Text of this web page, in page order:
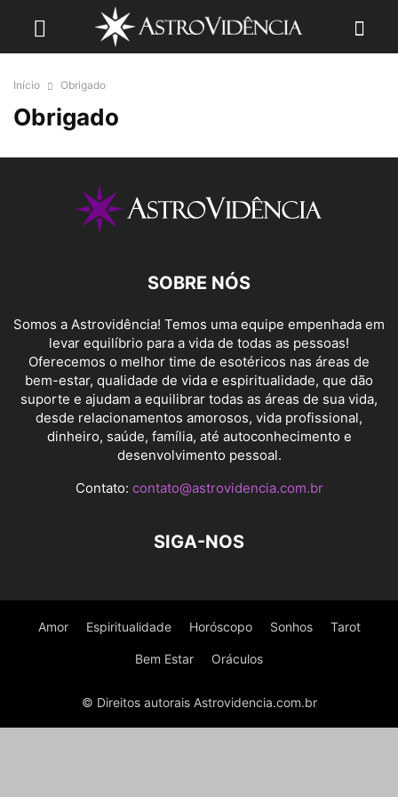
Início Obrigado
Obrigado
SOBRE NÓS
Somos a Astrovidência! Temos uma equipe empenhada em
levar equilíbrio para a vida de todas as pessoas!
Oferecemos o melhor time de esotéricos nas áreas de
bem-estar, qualidade de vida e espiritualidade, que dão
suporte e ajudam a equilibrar todas as áreas de sua vida,
desde relacionamentos amorosos, vida profissional,
dinheiro, saúde, família, até autoconhecimento e
desenvolvimento pessoal.
Contato: contato@astrovidencia.com.br
SIGA-NOS
Amor Espiritualidade Horóscopo Sonhos Tarot
Bem Estar Oráculos
© Direitos autorais Astrovidencia.com.br